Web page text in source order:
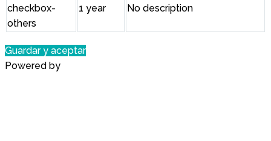
checkbox-
others
1 year No description
Guardar y aceptar
Powered by